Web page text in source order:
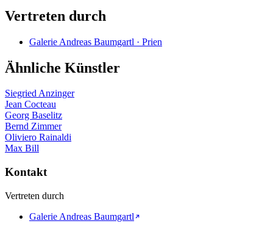
Vertreten durch
Galerie Andreas Baumgartl · Prien
Ähnliche Künstler
Siegried Anzinger
Jean Cocteau
Georg Baselitz
Bernd Zimmer
Oliviero Rainaldi
Max Bill
Kontakt
Vertreten durch
Galerie Andreas Baumgartl